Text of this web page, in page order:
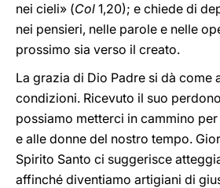
nei cieli» (Col 1,20); e chiede di
nei pensieri, nelle parole e nelle
prossimo sia verso il creato.
La grazia di Dio Padre si dà come
condizioni. Ricevuto il suo
possiamo metterci in cammino
e alle donne del nostro tempo.
Spirito Santo ci suggerisce
affinché diventiamo artigiani di